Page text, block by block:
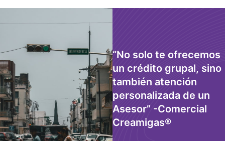
“No solo te ofrecemos
un crédito grupal, sino
también atención
personalizada de un
Asesor” -Comercial
Creamigas®